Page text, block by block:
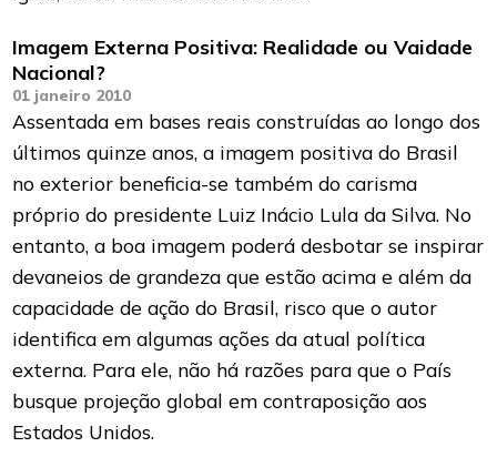
Imagem Externa Positiva: Realidade ou Vaidade
Nacional?
01 janeiro 2010
Assentada em bases reais construídas ao longo dos
últimos quinze anos, a imagem positiva do Brasil
no exterior beneficia-se também do carisma
próprio do presidente Luiz Inácio Lula da Silva. No
entanto, a boa imagem poderá desbotar se inspirar
devaneios de grandeza que estão acima e além da
capacidade de ação do Brasil, risco que o autor
identifica em algumas ações da atual política
externa. Para ele, não há razões para que o País
busque projeção global em contraposição aos
Estados Unidos.